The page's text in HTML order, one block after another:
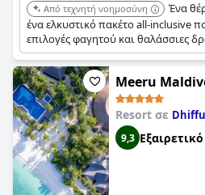
Από τεχνητή νοημοσύνη
Ένα
ένα ελκυστικό πακέτο all-inclusive
επιλογές φαγητού και θαλάσσιες
είναι σχεδιασμένο για ζευγάρια
προσφέροντας μια γαλήνια και
έκπτωση στις μεταφορές για
Meeru
Resort σε
9,3 Εξαιρετικό